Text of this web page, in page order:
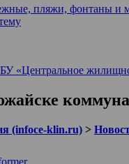
пляжи, фонтаны и
«Центральное
(infoce-klin.ru) >